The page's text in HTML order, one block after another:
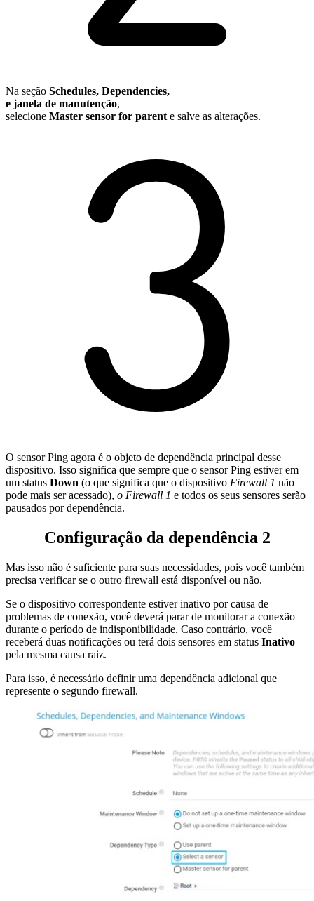
Na seção Schedules, Dependencies,
e janela de manutenção,
selecione Master sensor for parent e salve as alterações.
O sensor Ping agora é o objeto de dependência principal desse
dispositivo. Isso significa que sempre que o sensor Ping estiver em
um status Down (o que significa que o dispositivo Firewall 1 não
pode mais ser acessado), o Firewall 1 e todos os seus sensores serão
pausados por dependência.
Configuração da dependência 2
Mas isso não é suficiente para suas necessidades, pois você também
precisa verificar se o outro firewall está disponível ou não.
Se o dispositivo correspondente estiver inativo por causa de
problemas de conexão, você deverá parar de monitorar a conexão
durante o período de indisponibilidade. Caso contrário, você
receberá duas notificações ou terá dois sensores em status Inativo
pela mesma causa raiz.
Para isso, é necessário definir uma dependência adicional que
represente o segundo firewall.